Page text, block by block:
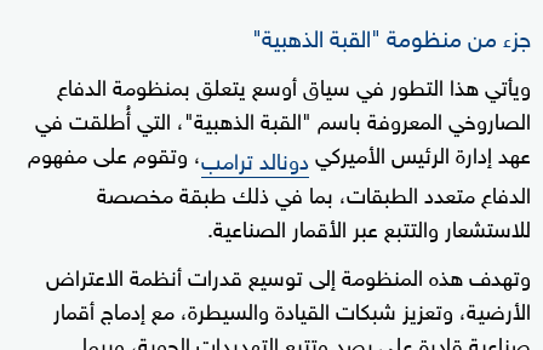
جزء من منظومة "القبة الذهبية"
ويأتي هذا التطور في سياق أوسع يتعلق بمنظومة الدفاع
الصاروخي المعروفة باسم "القبة الذهبية"، التي أُطلقت في
عهد إدارة الرئيس الأميركيدونالد ترامب، وتقوم على مفهوم
الدفاع متعدد الطبقات، بما في ذلك طبقة مخصصة
للاستشعار والتتبع عبر الأقمار الصناعية.
وتهدف هذه المنظومة إلى توسيع قدرات أنظمة الاعتراض
الأرضية، وتعزيز شبكات القيادة والسيطرة، مع إدماج أقمار
صناعية قادرة على رصد وتتبع التهديدات الجوية، وربما